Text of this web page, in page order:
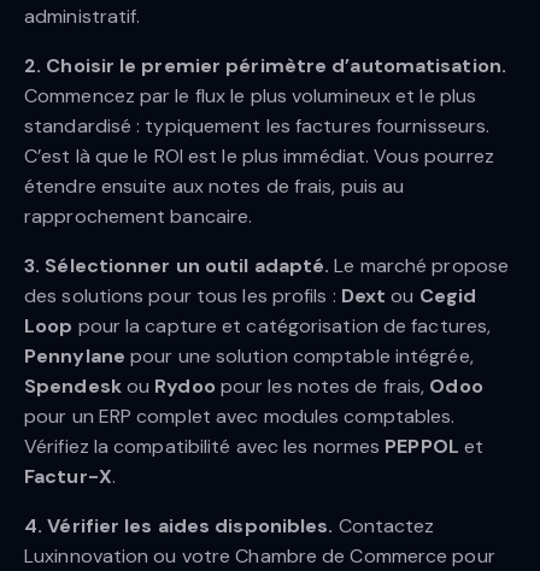
administratif.
2. Choisir le premier périmètre d’automatisation.
Commencez par le flux le plus volumineux et le plus
standardisé : typiquement les factures fournisseurs.
C’est là que le ROI est le plus immédiat. Vous pourrez
étendre ensuite aux notes de frais, puis au
rapprochement bancaire.
3. Sélectionner un outil adapté. Le marché propose
des solutions pour tous les profils : Dext ou Cegid
Loop pour la capture et catégorisation de factures,
Pennylane pour une solution comptable intégrée,
Spendeskou Rydoo pour les notes de frais, Odoo
pour un ERP complet avec modules comptables.
Vérifiez la compatibilité avec les normes PEPPOL et
Factur-X.
4. Vérifier les aides disponibles. Contactez
Luxinnovation ou votre Chambre de Commerce pour